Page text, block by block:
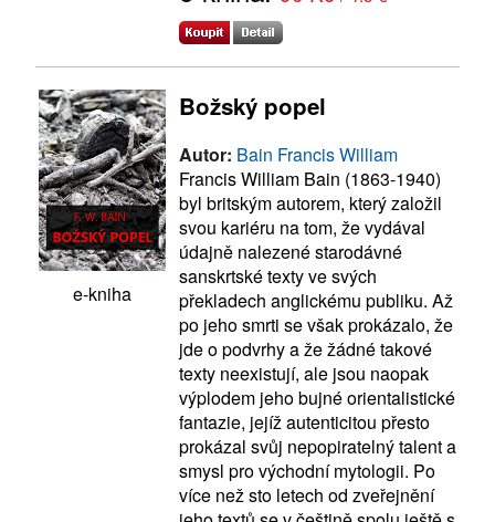
e-kniha
Božský popel
Autor: Bain Francis William
Francis William Bain (1863-1940)
byl britským autorem, který založil
svou kariéru na tom, že vydával
údajně nalezené starodávné
sanskrtské texty ve svých
překladech anglickému publiku. Až
po jeho smrti se však prokázalo, že
jde o podvrhy a že žádné takové
texty neexistují, ale jsou naopak
výplodem jeho bujné orientalistické
fantazie, jejíž autenticitou přesto
prokázal svůj nepopiratelný talent a
smysl pro východní mytologii. Po
více než sto letech od zveřejnění